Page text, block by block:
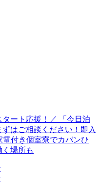
ート応援！／ 「今日泊
はご相談ください！即入
付き個室寮でカバンひ
場所も